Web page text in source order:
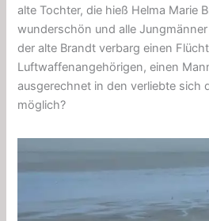
alte Tochter, die hieß Helma Marie
wunderschön und alle
der alte Brandt verbarg einen
Luftwaffenangehörigen, einen
ausgerechnet in den verliebte sich
möglich?